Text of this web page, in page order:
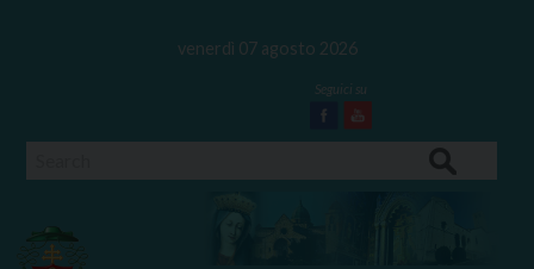
venerdì 07 agosto 2026
Facebook
Youtube